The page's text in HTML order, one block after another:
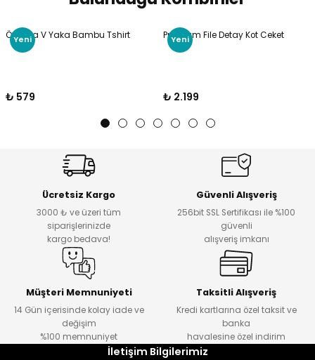
Yeni
Ön Arka V Yaka Bambu Tshirt
₺ 579
Yeni
Premium File Detay Kot Ceket
₺ 2.199
Ücretsiz Kargo
3000 ₺ ve üzeri tüm
siparişlerinizde
kargo bedava!
Güvenli Alışveriş
256bit SSL Sertifikası ile %100
güvenli
alışveriş imkanı
Müşteri Memnuniyeti
14 Gün içerisinde kolay iade ve
değişim
%100 memnuniyet
Taksitli Alışveriş
Kredi kartlarına özel taksit ve
banka
havalesine özel indirim
İletişim Bilgilerimiz